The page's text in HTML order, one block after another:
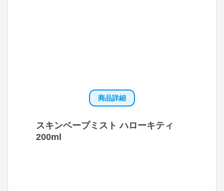
商品詳細
スキンベープミスト ハローキティ
200ml